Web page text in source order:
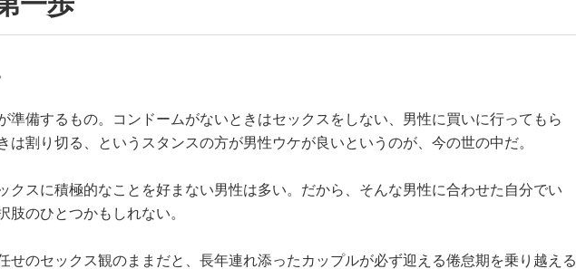
準備するもの。コンドームがないときはセックスをしない、男性に買いに行ってもら
は割り切る、というスタンスの方が男性ウケが良いというのが、今の世の中だ。
クスに積極的なことを好まない男性は多い。だから、そんな男性に合わせた自分でい
肢のひとつかもしれない。
せのセックス観のままだと、長年連れ添ったカップルが必ず迎える倦怠期を乗り越える